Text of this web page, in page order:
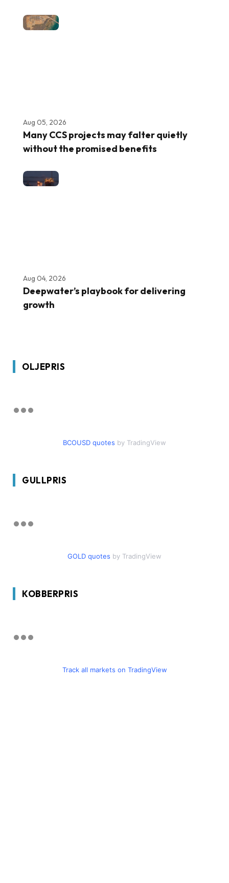
Aug 05, 2026
Many CCS projects may falter quietly
without the promised benefits
Aug 04, 2026
Deepwater’s playbook for delivering
growth
OLJEPRIS
BCOUSD quotes by TradingView
GULLPRIS
GOLD quotes by TradingView
KOBBERPRIS
Track all markets on TradingView